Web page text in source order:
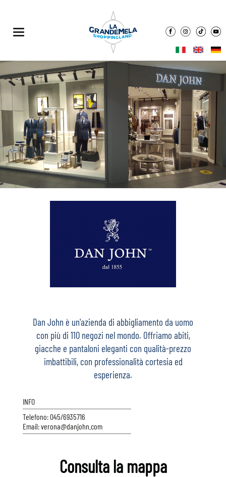
Dan John è un'azienda di abbigliamento da uomo
con più di 110 negozi nel mondo. Offriamo abiti,
giacche e pantaloni eleganti con qualità-prezzo
imbattibili, con professionalità cortesia ed
esperienza.
INFO
Telefono: 045/6935716
Email:verona@danjohn.com
Consulta la mappa